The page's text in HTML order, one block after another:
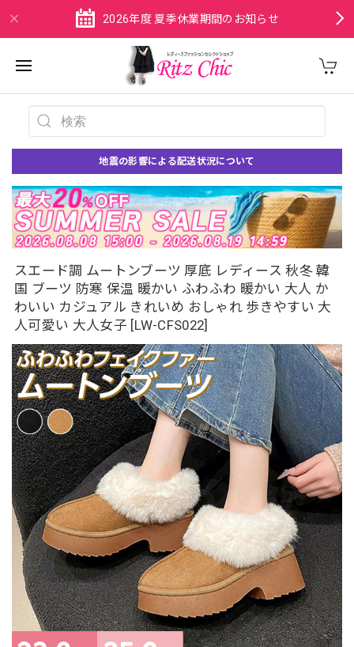
2026年度 夏季休業期間のお知らせ
地震の影響による配送状況について
スエード調 ムートンブーツ 厚底 レディース 秋冬 韓
国 ブーツ 防寒 保温 暖かい ふわふわ 暖かい 大人 か
わいい カジュアル きれいめ おしゃれ 歩きやすい 大
人可愛い 大人女子 [LW-CFS022]